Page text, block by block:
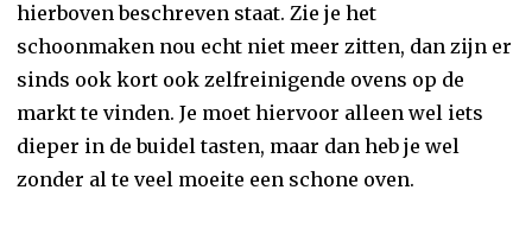
hierboven beschreven staat. Zie je het
schoonmaken nou echt niet meer zitten, dan zijn er
sinds ook kort ook zelfreinigende ovens op de
markt te vinden. Je moet hiervoor alleen wel iets
dieper in de buidel tasten, maar dan heb je wel
zonder al te veel moeite een schone oven.